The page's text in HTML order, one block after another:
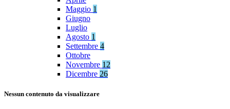
Maggio 1
Giugno
Luglio
Agosto 1
Settembre 4
Ottobre
Novembre 12
Dicembre 26
Nessun contenuto da visualizzare